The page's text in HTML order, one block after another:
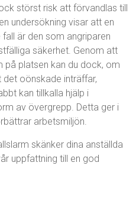
störst risk att förvandlas till
undersökning visar att en
är den som angriparen
säkerhet. Genom att
på platsen kan du dock, om
det oönskade inträffar,
kan tillkalla hjälp i
av övergrepp. Detta ger i
arbetsmiljön.
skänker dina anställda
uppfattning till en god